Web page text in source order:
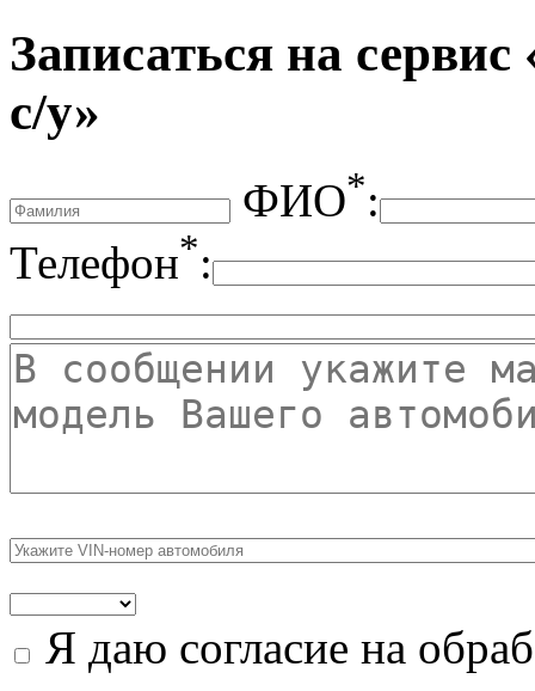
Записаться на
с/у»
ФИО*:
Телефон*:
Я даю согласие на